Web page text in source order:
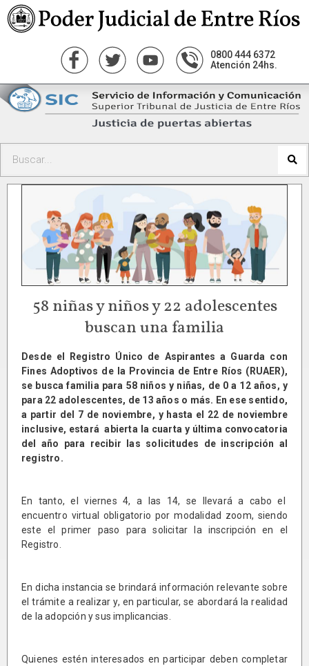
0800 444 6372
Atención 24hs.
58 niñas y niños y 22 adolescentes
buscan una familia
Desde el Registro Único de Aspirantes a Guarda con
Fines Adoptivos de la Provincia de Entre Ríos (RUAER),
se busca familia para 58 niños y niñas, de 0 a 12 años, y
para 22 adolescentes, de 13 años o más. En ese sentido,
a partir del 7 de noviembre, y hasta el 22 de noviembre
inclusive, estará abierta la cuarta y última convocatoria
del año para recibir las solicitudes de inscripción al
registro.
En tanto, el viernes 4, a las 14, se llevará a cabo el
encuentro virtual obligatorio por modalidad zoom, siendo
este el primer paso para solicitar la inscripción en el
Registro.
En dicha instancia se brindará información relevante sobre
el trámite a realizar y, en particular, se abordará la realidad
de la adopción y sus implicancias.
Quienes estén interesados en participar deben completar